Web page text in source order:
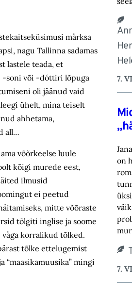
märksa
nagu Tallinna sadamas
lastele teada, et
-soni või -dóttiri lõpuga
oli jäänud vaid
ühelt, mina teiselt
ahhetama,
all…
võõrkeelse luule
kõigi murede eest,
ilmusid
ei peetud
mitte võõraste
tõlgiti inglise ja soome
korralikud tõlked.
tõlke ettelugemist
“maasikamuusika” mingi
7.
on
7.